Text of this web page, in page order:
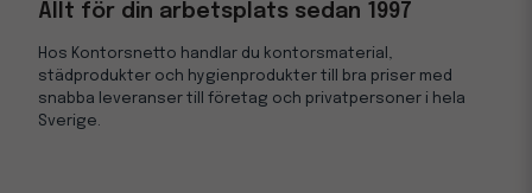
Allt för din arbetsplats sedan 1997
Hos Kontorsnetto handlar du kontorsmaterial,
städprodukter och hygienprodukter till bra priser med
snabba leveranser till företag och privatpersoner i hela
Sverige.